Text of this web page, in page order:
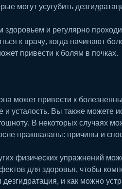
могут усугубить
здоровьем и регулярно
к врачу, когда начинают
привести к болям в почках.
может привести к
и усталость. Вы также можете
В некоторых случаях
пракшаланы: причины и
физических упражнений
для здоровья, чтобы
дезгидратация, и как можно